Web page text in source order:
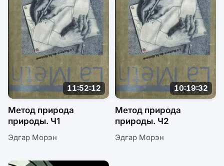
11:52:12
Метод природа
природы. Ч1
Эдгар Морэн
10:19:32
Метод природа
природы. Ч2
Эдгар Морэн